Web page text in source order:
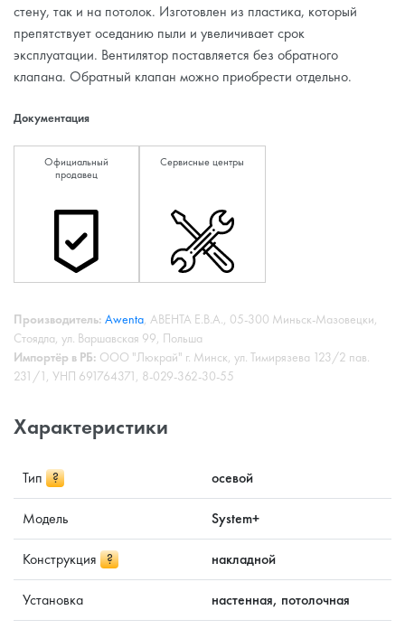
стену, так и на потолок. Изготовлен из пластика, который
препятствует оседанию пыли и увеличивает срок
эксплуатации. Вентилятор поставляется без обратного
клапана. Обратный клапан можно приобрести отдельно.
Документация
Официальный
продавец
Сервисные центры
Производитель: Awenta , АВЕНТА Е.В.А., 05-300 Миньск-Мазовецки,
Стоядла, ул. Варшавская 99, Польша
Импортёр в РБ: ООО "Люкрай" г. Минск, ул. Тимирязева 123/2 пав.
231/1, УНП 691764371, 8-029-362-30-55
Характеристики
Тип ? осевой
Модель System+
Конструкция ? накладной
Установка настенная, потолочная